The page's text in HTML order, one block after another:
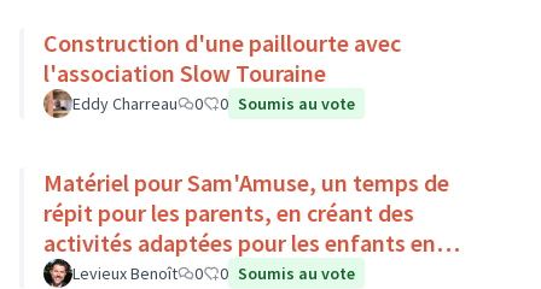
Construction d'une paillourte avec
l'association Slow Touraine
Eddy Charreau 0 0 Soumis au vote
Matériel pour Sam'Amuse, un temps de
répit pour les parents, en créant des
activités adaptées pour les enfants en
situation de handicap
Levieux Benoît 0 0 Soumis au vote